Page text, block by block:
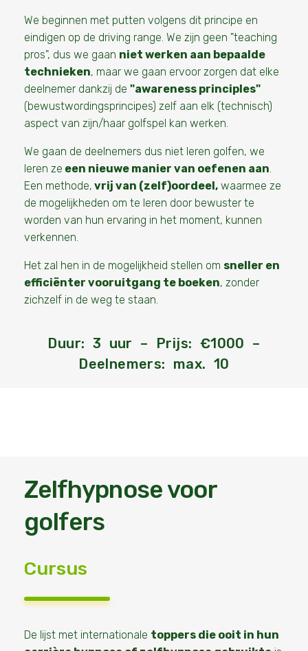
We beginnen met putten volgens dit principe en
eindigen op de driving range. We zijn geen "teaching
pros", dus we gaan niet werken aan bepaalde
technieken, maar we gaan ervoor zorgen dat elke
deelnemer dankzij de "awareness principles"
(bewustwordingsprincipes) zelf aan elk (technisch)
aspect van zijn/haar golfspel kan werken.
We gaan de deelnemers dus niet leren golfen, we
leren ze een nieuwe manier van oefenen aan.
Een methode, vrij van (zelf)oordeel, waarmee ze
de mogelijkheden om te leren door bewuster te
worden van hun ervaring in het moment, kunnen
verkennen.
Het zal hen in de mogelijkheid stellen om sneller en
efficiënter vooruitgang te boeken, zonder
zichzelf in de weg te staan.
Duur: 3 uur – Prijs: €1000 –
Deelnemers: max. 10
Zelfhypnose voor
golfers
Cursus
De lijst met internationale toppers die ooit in hun